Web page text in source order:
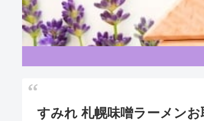
すみれ 札幌味噌ラーメン